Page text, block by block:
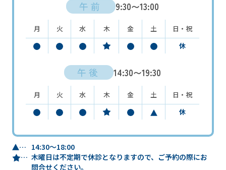
午前 9:30〜13:00
月 火 水 木 金 土
日・祝
休
午後 14:30〜19:30
月 火 水 木 金 土
日・祝
休
14:30〜18:00
木曜日は不定期で休診となりますので、ご予約の際にお
問合せください。